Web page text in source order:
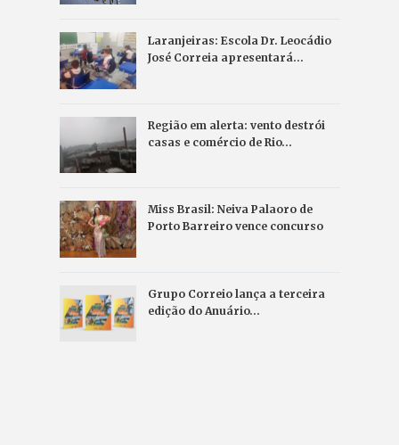
Laranjeiras: Escola Dr. Leocádio
José Correia apresentará…
Região em alerta: vento destrói
casas e comércio de Rio…
Miss Brasil: Neiva Palaoro de
Porto Barreiro vence concurso
Grupo Correio lança a terceira
edição do Anuário…